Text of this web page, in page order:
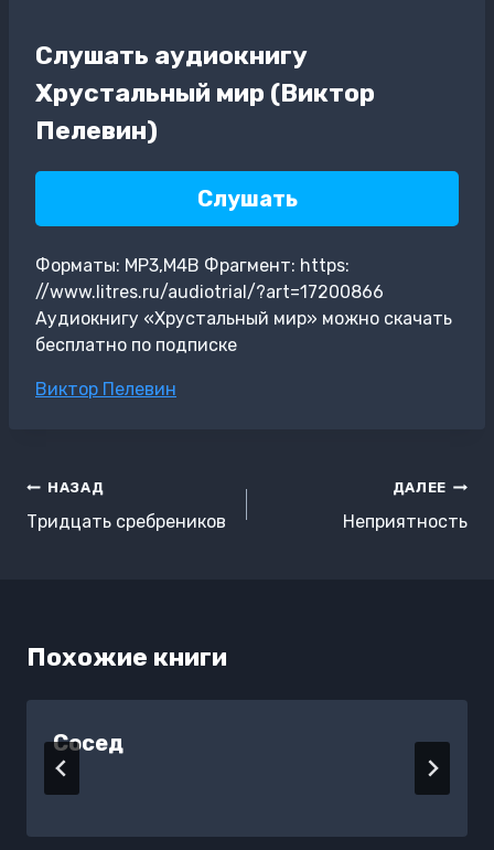
Слушать аудиокнигу
Хрустальный мир (Виктор
Пелевин)
Слушать
Форматы: MP3,M4B Фрагмент: https:
//www.litres.ru/audiotrial/?art=17200866
Аудиокнигу «Хрустальный мир» можно скачать
бесплатно по подписке
Метки
Виктор Пелевин
Навигация
по
НАЗАД
Тридцать сребреников
ДАЛЕЕ
Неприятность
Похожие книги
Сосед